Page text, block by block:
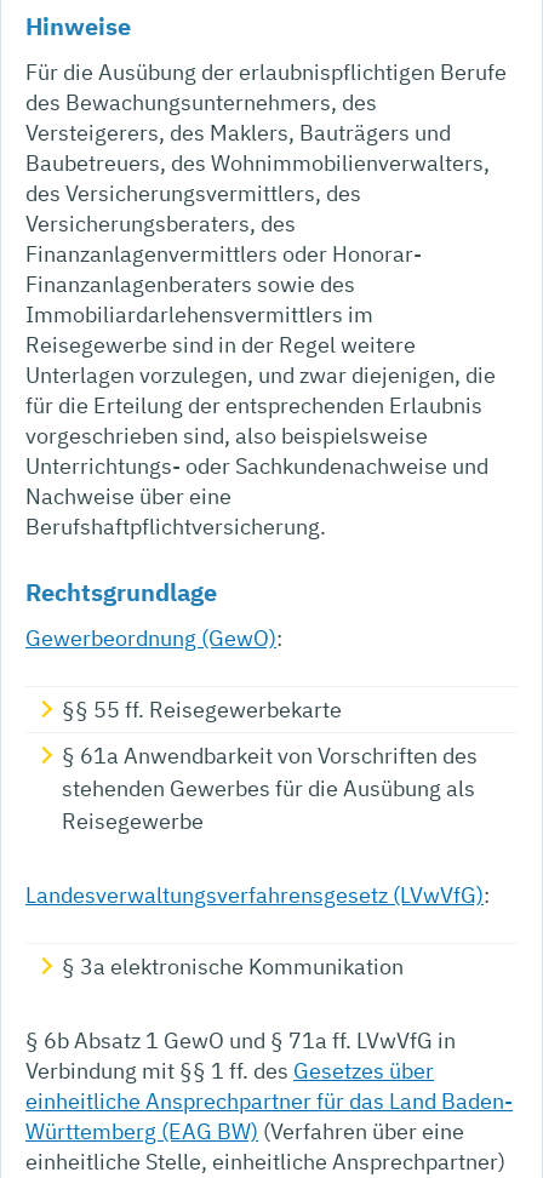
Hinweise
Für die Ausübung der erlaubnispflichtigen Berufe
des Bewachungsunternehmers, des
Versteigerers, des Maklers, Bauträgers und
Baubetreuers, des Wohnimmobilienverwalters,
des Versicherungsvermittlers, des
Versicherungsberaters, des
Finanzanlagenvermittlers oder Honorar-
Finanzanlagenberaters sowie des
Immobiliardarlehensvermittlers im
Reisegewerbe sind in der Regel weitere
Unterlagen vorzulegen, und zwar diejenigen, die
für die Erteilung der entsprechenden Erlaubnis
vorgeschrieben sind, also beispielsweise
Unterrichtungs- oder Sachkundenachweise und
Nachweise über eine
Berufshaftpflichtversicherung.
Rechtsgrundlage
Gewerbeordnung (GewO):
§§ 55 ff. Reisegewerbekarte
§ 61a Anwendbarkeit von Vorschriften des
stehenden Gewerbes für die Ausübung als
Reisegewerbe
Landesverwaltungsverfahrensgesetz (LVwVfG):
§ 3a elektronische Kommunikation
§ 6b Absatz 1 GewO und § 71a ff. LVwVfG in
Verbindung mit §§ 1 ff. des Gesetzes über
einheitliche Ansprechpartner für das Land Baden-
Württemberg (EAG BW) (Verfahren über eine
einheitliche Stelle, einheitliche Ansprechpartner)